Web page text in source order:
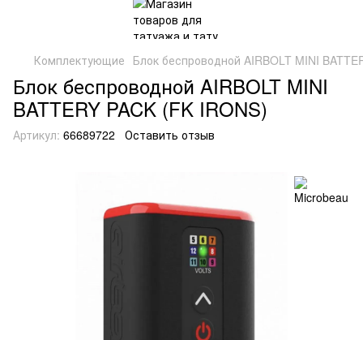
Комплектующие Блок беспроводной AIRBOLT MINI
Блок беспроводной AIRBOLT MINI
BATTERY PACK (FK IRONS)
Артикул: 66689722 Оставить отзыв